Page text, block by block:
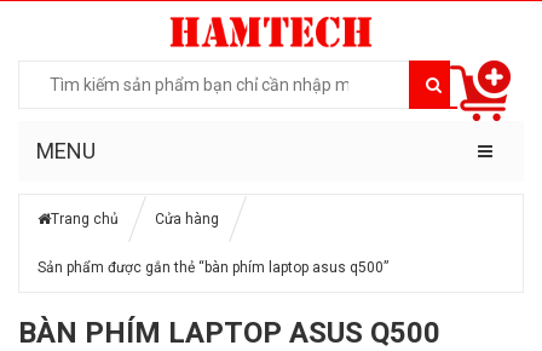
MENU
Trang chủ Cửa hàng
Sản phẩm được gắn thẻ “bàn phím laptop asus q500”
BÀN PHÍM LAPTOP ASUS Q500